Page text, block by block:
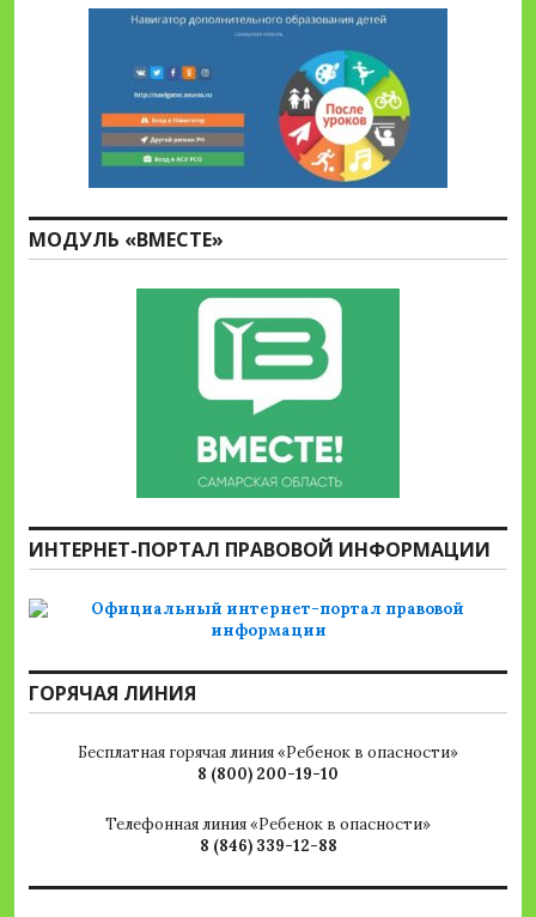
МОДУЛЬ «ВМЕСТЕ»
ИНТЕРНЕТ-ПОРТАЛ ПРАВОВОЙ ИНФОРМАЦИИ
ГОРЯЧАЯ ЛИНИЯ
Бесплатная горячая линия «Ребенок в опасности»
8 (800) 200-19-10
Телефонная линия «Ребенок в опасности»
8 (846) 339-12-88